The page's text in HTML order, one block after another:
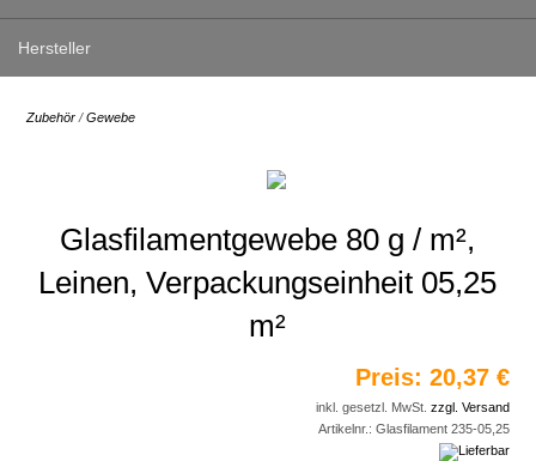
Hersteller
Zubehör /Gewebe
Glasfilamentgewebe 80 g / m²,
Leinen, Verpackungseinheit 05,25
m²
Preis: 20,37 €
inkl. gesetzl. MwSt. zzgl. Versand
Artikelnr.: Glasfilament 235-05,25